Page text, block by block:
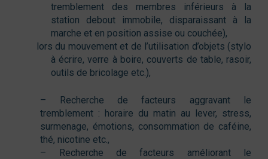
tremblement des membres inférieurs à la
station debout immobile, disparaissant à la
marche et en position assise ou couchée),
lors du mouvement et de l’utilisation d’objets (stylo
à écrire, verre à boire, couverts de table, rasoir,
outils de bricolage etc.),
– Recherche de facteurs aggravant le
tremblement : horaire du matin au lever, stress,
surmenage, émotions, consommation de caféine,
thé, nicotine etc.,
– Recherche de facteurs améliorant le